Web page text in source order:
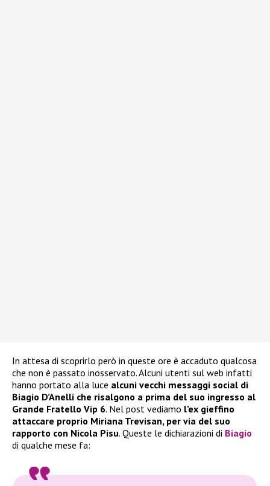
In attesa di scoprirlo però in queste ore è accaduto qualcosa
che non è passato inosservato. Alcuni utenti sul web infatti
hanno portato alla luce alcuni vecchi messaggi social di
Biagio D’Anelli che risalgono a prima del suo ingresso al
Grande Fratello Vip 6. Nel post vediamo l’ex gieffino
attaccare proprio Miriana Trevisan, per via del suo
rapporto con Nicola Pisu. Queste le dichiarazioni di Biagio
di qualche mese fa: